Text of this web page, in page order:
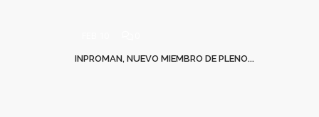
INPROMAN, NUEVO MIEMBRO DE PLENO...